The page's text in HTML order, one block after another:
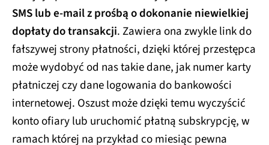
SMS lub e-mail z prośbą o dokonanie niewielkiej
dopłaty do transakcji. Zawiera ona zwykle link do
fałszywej strony płatności, dzięki której przestępca
może wydobyć od nas takie dane, jak numer karty
płatniczej czy dane logowania do bankowości
internetowej. Oszust może dzięki temu wyczyścić
konto ofiary lub uruchomić płatną subskrypcję, w
ramach której na przykład co miesiąc pewna